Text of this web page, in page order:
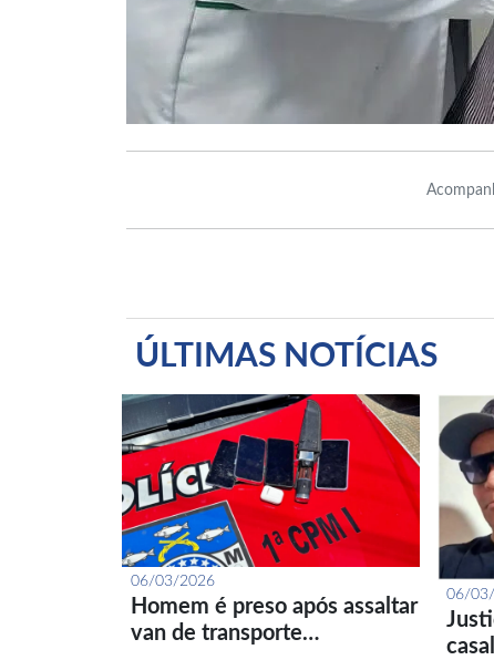
ÚLTIMAS NOTÍCIAS
06/03/2026
Homem é preso após assaltar
van de transporte…
06/